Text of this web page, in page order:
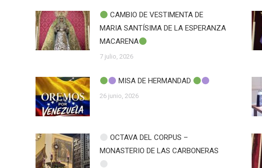
CAMBIO DE VESTIMENTA DE
MARIA SANTÍSIMA DE LA ESPERANZA
MACARENA
7 julio, 2026
MISA DE HERMANDAD
26 junio, 2026
OCTAVA DEL CORPUS –
MONASTERIO DE LAS CARBONERAS